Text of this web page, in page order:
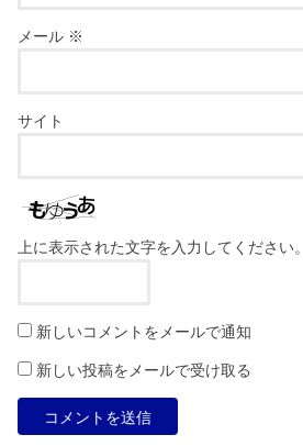
メール ※
サイト
上に表示された文字を入力してください。
新しいコメントをメールで通知
新しい投稿をメールで受け取る